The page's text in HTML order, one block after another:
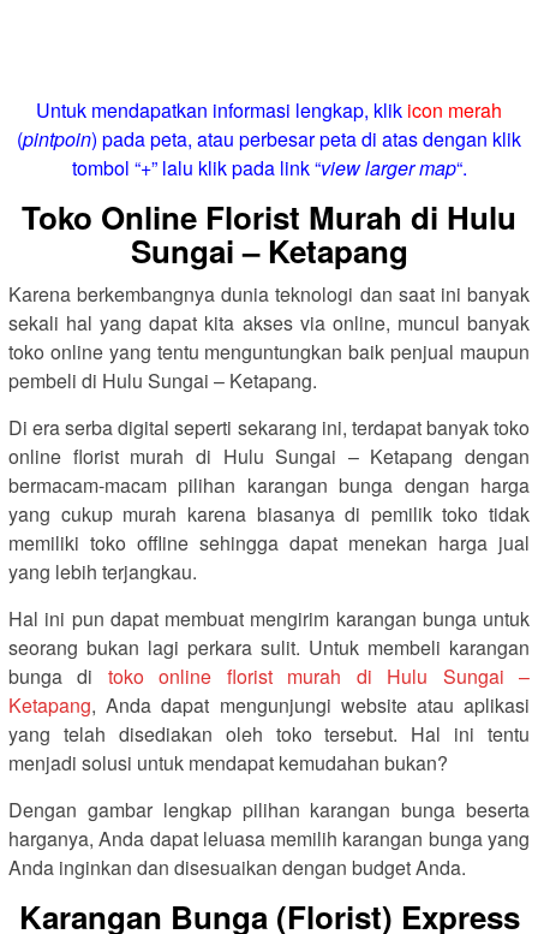
Untuk mendapatkan informasi lengkap, klik icon merah
(pintpoin) pada peta, atau perbesar peta di atas dengan klik
tombol “+” lalu klik pada link “view larger map“.
Toko Online Florist Murah di Hulu
Sungai – Ketapang
Karena berkembangnya dunia teknologi dan saat ini banyak
sekali hal yang dapat kita akses via online, muncul banyak
toko online yang tentu menguntungkan baik penjual maupun
pembeli di Hulu Sungai – Ketapang.
Di era serba digital seperti sekarang ini, terdapat banyak toko
online florist murah di Hulu Sungai – Ketapang dengan
bermacam-macam pilihan karangan bunga dengan harga
yang cukup murah karena biasanya di pemilik toko tidak
memiliki toko offline sehingga dapat menekan harga jual
yang lebih terjangkau.
Hal ini pun dapat membuat mengirim karangan bunga untuk
seorang bukan lagi perkara sulit. Untuk membeli karangan
bunga di toko online florist murah di Hulu Sungai –
Ketapang, Anda dapat mengunjungi website atau aplikasi
yang telah disediakan oleh toko tersebut. Hal ini tentu
menjadi solusi untuk mendapat kemudahan bukan?
Dengan gambar lengkap pilihan karangan bunga beserta
harganya, Anda dapat leluasa memilih karangan bunga yang
Anda inginkan dan disesuaikan dengan budget Anda.
Karangan Bunga (Florist) Express